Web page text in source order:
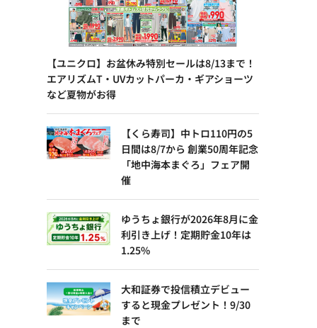
【ユニクロ】お盆休み特別セールは8/13まで！
エアリズムT・UVカットパーカ・ギアショーツ
など夏物がお得
【くら寿司】中トロ110円の5
日間は8/7から 創業50周年記念
「地中海本まぐろ」フェア開
催
ゆうちょ銀行が2026年8月に金
利引き上げ！定期貯金10年は
1.25%
大和証券で投信積立デビュー
すると現金プレゼント！9/30
まで